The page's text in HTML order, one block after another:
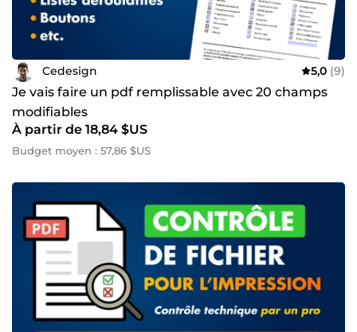
Cedesign 5,0 (9)
Je vais faire un pdf remplissable avec 20 champs
modifiables
À partir de 18,84 $US
Budget moyen : 57,86 $US